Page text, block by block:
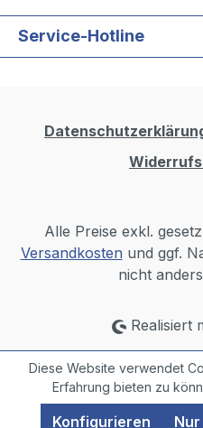
Service-Hotline
Alle Preise exkl.
Versandkosten und ggf.
nicht
Realisiert
Diese Website verwendet
Erfahrung bieten zu
Konfigurieren